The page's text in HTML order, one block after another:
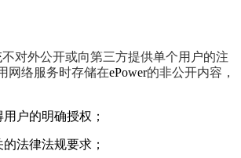
不对外公开或向第三方提供单个用户的注
网络服务时存储在ePower的非公开内容，
的明确授权；
律法规要求；